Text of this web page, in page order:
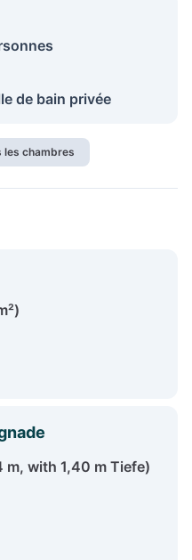
de bain privée
chambres
m, with 1,40 m Tiefe)